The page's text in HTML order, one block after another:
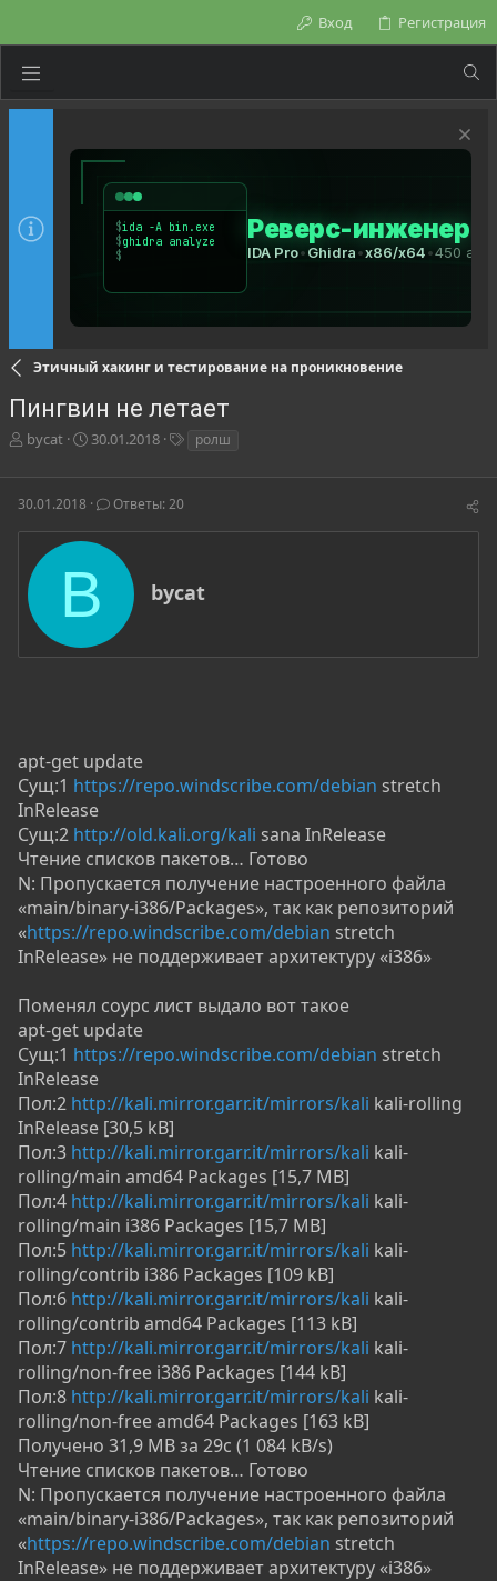
Вход Регистрация
Этичный хакинг и тестирование на проникновение
Пингвин не летает
А
т
о
т
м
ы
bycat
Д
т
а
а
а
л
а
30.01.2018
г
ролш
30.01.2018 Ответы: 20
B
А
bycat
apt-get update
Сущ:1 https://repo.windscribe.com/debian stretch
InRelease
Сущ:2 http://old.kali.org/kali sana InRelease
Чтение списков пакетов… Готово
N: Пропускается получение настроенного файла
«main/binary-i386/Packages», так как репозиторий
«https://repo.windscribe.com/debian stretch
InRelease» не поддерживает архитектуру «i386»
Поменял соурс лист выдало вот такое
apt-get update
Сущ:1 https://repo.windscribe.com/debian stretch
InRelease
Пол:2 http://kali.mirror.garr.it/mirrors/kali kali-rolling
InRelease [30,5 kB]
Пол:3 http://kali.mirror.garr.it/mirrors/kali kali-
rolling/main amd64 Packages [15,7 MB]
Пол:4 http://kali.mirror.garr.it/mirrors/kali kali-
rolling/main i386 Packages [15,7 MB]
Пол:5 http://kali.mirror.garr.it/mirrors/kali kali-
rolling/contrib i386 Packages [109 kB]
Пол:6 http://kali.mirror.garr.it/mirrors/kali kali-
rolling/contrib amd64 Packages [113 kB]
Пол:7 http://kali.mirror.garr.it/mirrors/kali kali-
rolling/non-free i386 Packages [144 kB]
Пол:8 http://kali.mirror.garr.it/mirrors/kali kali-
rolling/non-free amd64 Packages [163 kB]
Получено 31,9 MB за 29с (1 084 kB/s)
Чтение списков пакетов… Готово
N: Пропускается получение настроенного файла
«main/binary-i386/Packages», так как репозиторий
«https://repo.windscribe.com/debian stretch
InRelease» не поддерживает архитектуру «i386»